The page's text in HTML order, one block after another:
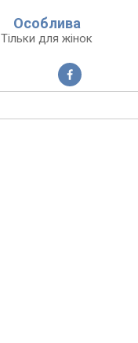
Особлива
Тільки для жінок